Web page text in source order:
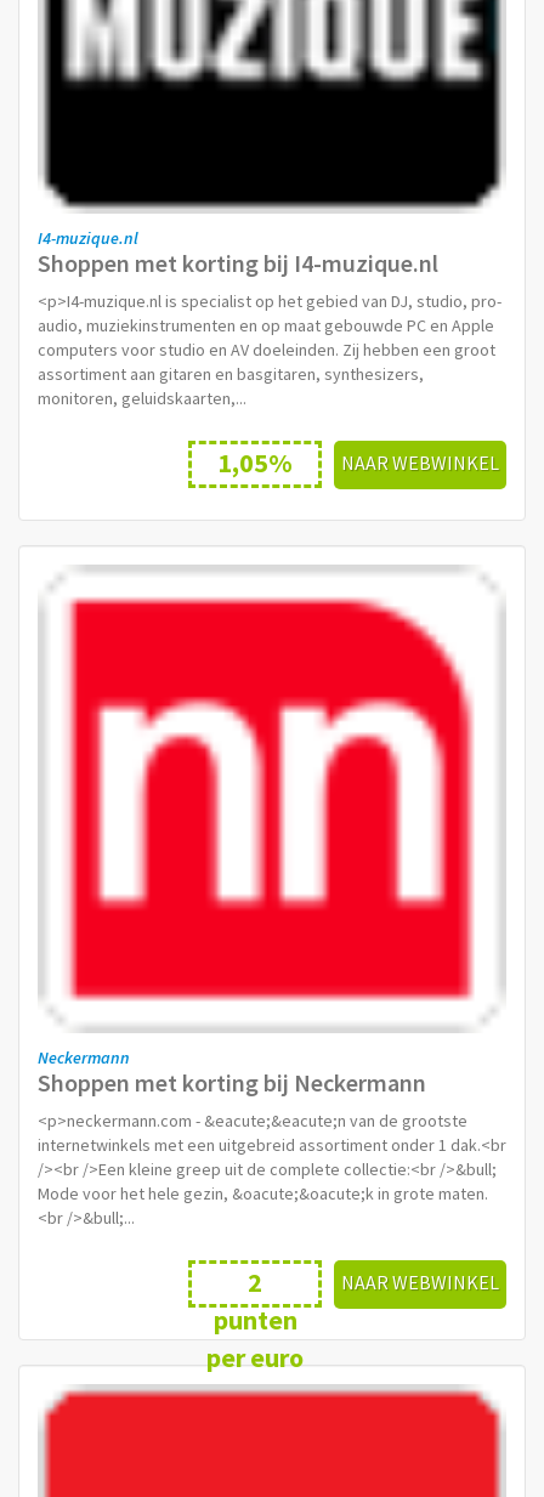
I4-muzique.nl
Shoppen met korting bij I4-muzique.nl
<p>I4-muzique.nl is specialist op het gebied van DJ, studio, pro-
audio, muziekinstrumenten en op maat gebouwde PC en Apple
computers voor studio en AV doeleinden. Zij hebben een groot
assortiment aan gitaren en basgitaren, synthesizers,
monitoren, geluidskaarten,...
NAAR WEBWINKEL
1,05%
Neckermann
Shoppen met korting bij Neckermann
<p>neckermann.com - &eacute;&eacute;n van de grootste
internetwinkels met een uitgebreid assortiment onder 1 dak.<br
/><br />Een kleine greep uit de complete collectie:<br />&bull;
Mode voor het hele gezin, &oacute;&oacute;k in grote maten.
<br />&bull;...
NAAR WEBWINKEL
2
punten
per euro